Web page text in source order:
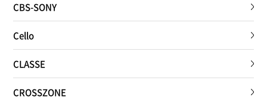
CBS-SONY
Cello
CLASSE
CROSSZONE